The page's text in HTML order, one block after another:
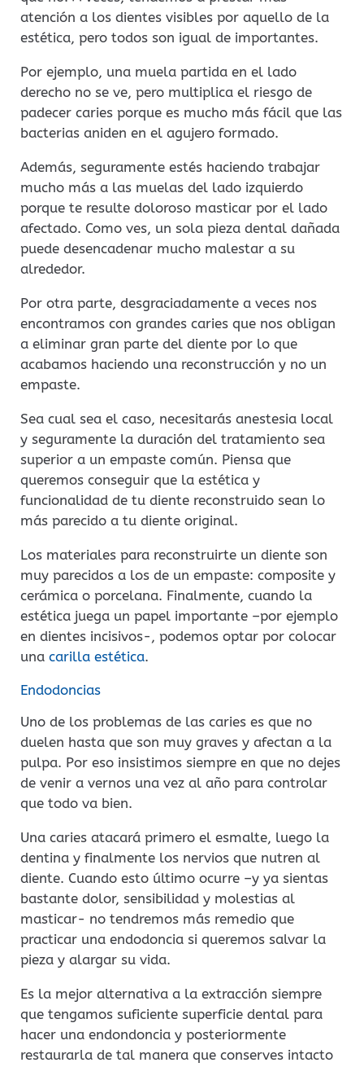
atención a los dientes visibles por aquello de la
estética, pero todos son igual de importantes.
Por ejemplo, una muela partida en el lado
derecho no se ve, pero multiplica el riesgo de
padecer caries porque es mucho más fácil que las
bacterias aniden en el agujero formado.
Además, seguramente estés haciendo trabajar
mucho más a las muelas del lado izquierdo
porque te resulte doloroso masticar por el lado
afectado. Como ves, un sola pieza dental dañada
puede desencadenar mucho malestar a su
alrededor.
Por otra parte, desgraciadamente a veces nos
encontramos con grandes caries que nos obligan
a eliminar gran parte del diente por lo que
acabamos haciendo una reconstrucción y no un
empaste.
Sea cual sea el caso, necesitarás anestesia local
y seguramente la duración del tratamiento sea
superior a un empaste común. Piensa que
queremos conseguir que la estética y
funcionalidad de tu diente reconstruido sean lo
más parecido a tu diente original.
Los materiales para reconstruirte un diente son
muy parecidos a los de un empaste: composite y
cerámica o porcelana. Finalmente, cuando la
estética juega un papel importante –por ejemplo
en dientes incisivos-, podemos optar por colocar
una carilla estética.
Endodoncias
Uno de los problemas de las caries es que no
duelen hasta que son muy graves y afectan a la
pulpa. Por eso insistimos siempre en que no dejes
de venir a vernos una vez al año para controlar
que todo va bien.
Una caries atacará primero el esmalte, luego la
dentina y finalmente los nervios que nutren al
diente. Cuando esto último ocurre –y ya sientas
bastante dolor, sensibilidad y molestias al
masticar- no tendremos más remedio que
practicar una endodoncia si queremos salvar la
pieza y alargar su vida.
Es la mejor alternativa a la extracción siempre
que tengamos suficiente superficie dental para
hacer una endondoncia y posteriormente
restaurarla de tal manera que conserves intacto